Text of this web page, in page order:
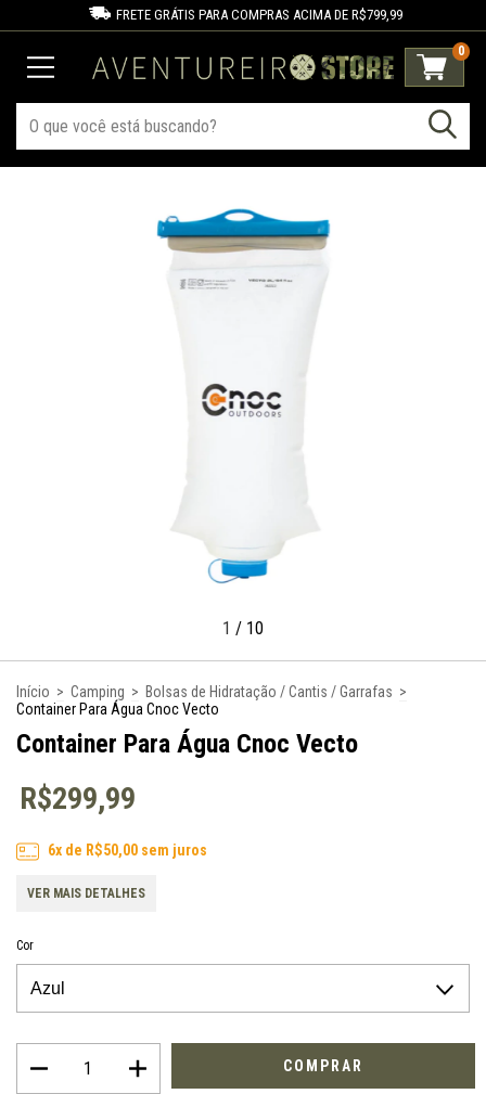
FRETE GRÁTIS PARA COMPRAS ACIMA DE R$799,99
0
1 / 10
Início > Camping > Bolsas de Hidratação / Cantis / Garrafas >
Container Para Água Cnoc Vecto
Container Para Água Cnoc Vecto
R$299,99
6x de R$50,00sem juros
VER MAIS DETALHES
Cor